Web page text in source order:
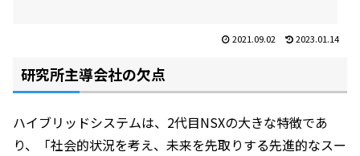
2021.09.02 2023.01.14
研究所主導会社の欠点
ハイブリッドシステムは、2代目NSXの大きな特徴であ
り、「社会的状況を考え、未来を先取りする先進的なスー